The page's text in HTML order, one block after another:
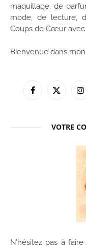
maquillage, de
mode, de lecture,
Coups de Cœur
Bienvenue dans
Facebook
X
VOTRE
N’hésitez pas à